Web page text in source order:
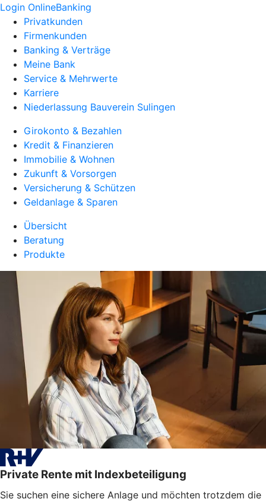
Login OnlineBanking
Privatkunden
Firmenkunden
Banking & Verträge
Meine Bank
Service & Mehrwerte
Karriere
Niederlassung Bauverein Sulingen
Girokonto & Bezahlen
Kredit & Finanzieren
Immobilie & Wohnen
Zukunft & Vorsorgen
Versicherung & Schützen
Geldanlage & Sparen
Übersicht
Beratung
Produkte
Private Rente mit Indexbeteiligung
Sie suchen eine sichere Anlage und möchten trotzdem die